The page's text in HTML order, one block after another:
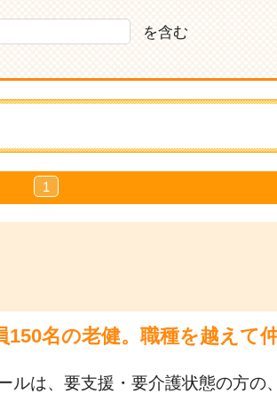
を含む
1
150名の老健。職種を越えて
ルは、要支援・要介護状態の方の